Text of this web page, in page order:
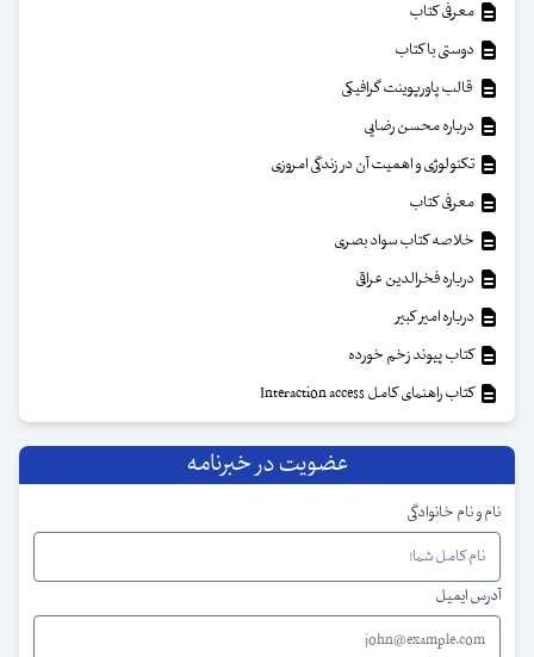
معرفی کتاب
دوستی با کتاب
قالب پاورپوینت گرافیکی
درباره محسن رضایی
تکنولوژی و اهمیت آن در زندگی امروزی
معرفی کتاب
خلاصه کتاب سواد بصری
درباره فخرالدین عراقی
درباره امیر کبیر
کتاب پیوند زخم خورده
کتاب راهنمای کامل Interaction access
عضویت در خبرنامه
نام و نام خانوادگی
آدرس ایمیل